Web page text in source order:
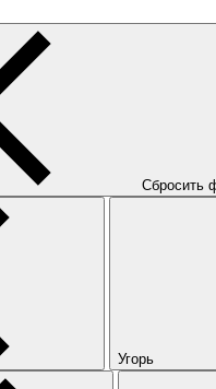
Сбросить
Угорь